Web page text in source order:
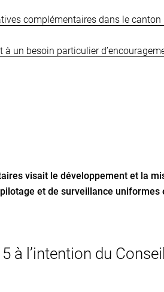
complémentaires dans le canton
un besoin particulier
visait le développement et la
et de surveillance uniformes
à l’intention du